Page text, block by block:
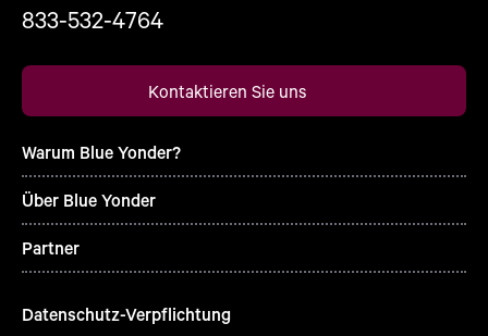
833-532-4764
Kontaktieren Sie uns
Warum Blue Yonder?
Über Blue Yonder
Partner
Datenschutz-Verpflichtung